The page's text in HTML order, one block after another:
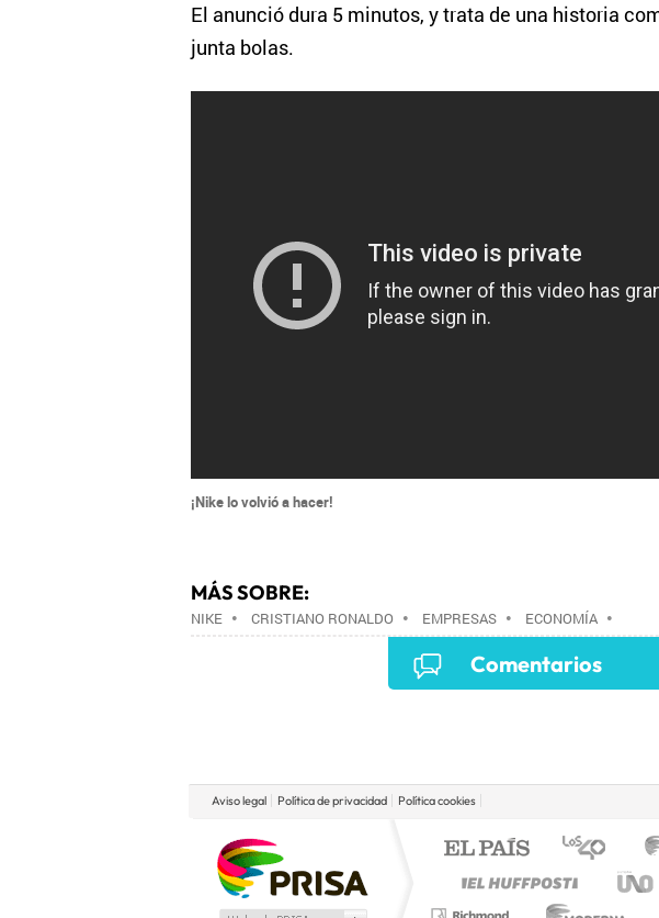
El anunció dura 5 minutos, y trata de una historia
junta bolas.
¡Nike lo volvió a hacer!
MÁS SOBRE:
NIKE• CRISTIANO RONALDO • EMPRESAS• ECONOMÍA•
Comentarios
Aviso legal Política de privacidad Política cookies